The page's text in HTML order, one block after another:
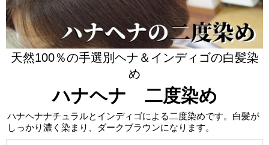
天然100％の手選別ヘナ＆インディゴの白髪染
め
ハナヘナ 二度染め
ハナヘナナチュラルとインディゴによる二度染めです。白髪が
しっかり濃く染まり、ダークブラウンになります。